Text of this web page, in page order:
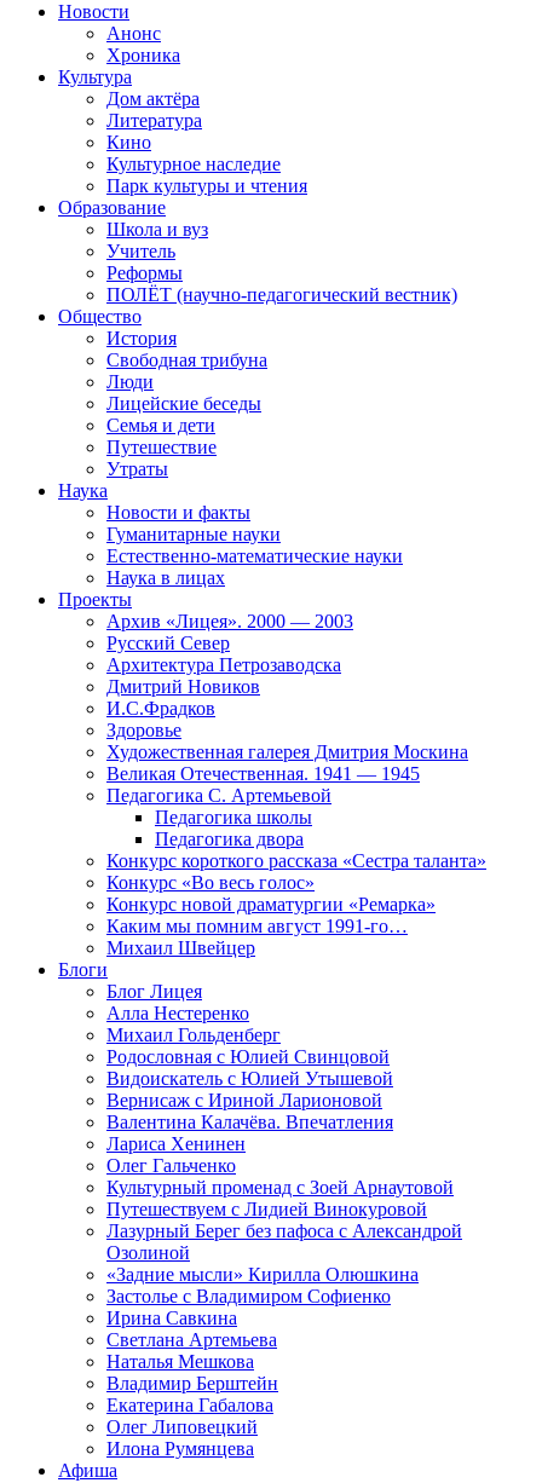
Новости
Анонс
Хроника
Культура
Дом актёра
Литература
Кино
Культурное наследие
Парк культуры и чтения
Образование
Школа и вуз
Учитель
Реформы
ПОЛЁТ (научно-педагогический вестник)
Общество
История
Свободная трибуна
Люди
Лицейские беседы
Семья и дети
Путешествие
Утраты
Наука
Новости и факты
Гуманитарные науки
Естественно-математические науки
Наука в лицах
Проекты
Архив «Лицея». 2000 — 2003
Русский Север
Архитектура Петрозаводска
Дмитрий Новиков
И.С.Фрадков
Здоровье
Художественная галерея Дмитрия Москина
Великая Отечественная. 1941 — 1945
Педагогика С. Артемьевой
Педагогика школы
Педагогика двора
Конкурс короткого рассказа «Сестра таланта»
Конкурс «Во весь голос»
Конкурс новой драматургии «Ремарка»
Каким мы помним август 1991-го…
Михаил Швейцер
Блоги
Блог Лицея
Алла Нестеренко
Михаил Гольденберг
Родословная с Юлией Свинцовой
Видоискатель с Юлией Утышевой
Вернисаж с Ириной Ларионовой
Валентина Калачёва. Впечатления
Лариса Хенинен
Олег Гальченко
Культурный променад с Зоей Арнаутовой
Путешествуем с Лидией Винокуровой
Лазурный Берег без пафоса с Александрой
Озолиной
«Задние мысли» Кирилла Олюшкина
Застолье с Владимиром Софиенко
Ирина Савкина
Светлана Артемьева
Наталья Мешкова
Владимир Берштейн
Екатерина Габалова
Олег Липовецкий
Илона Румянцева
Афиша